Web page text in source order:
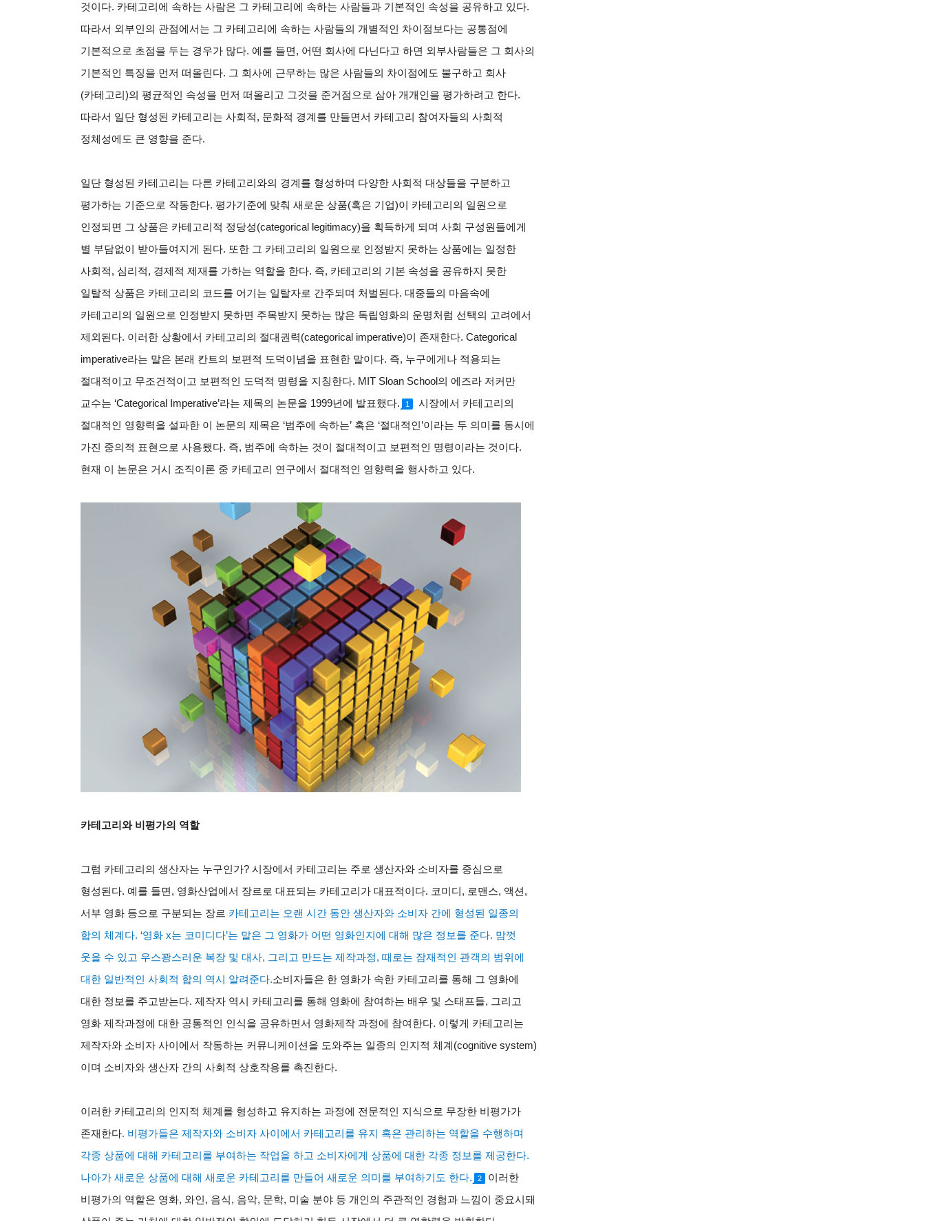
것이다. 카테고리에 속하는 사람은 그 카테고리에 속하는 사람들과 기본적인 속성을 공유하고 있다.
따라서 외부인의 관점에서는 그 카테고리에 속하는 사람들의 개별적인 차이점보다는 공통점에
기본적으로 초점을 두는 경우가 많다. 예를 들면, 어떤 회사에 다닌다고 하면 외부사람들은 그 회사의
기본적인 특징을 먼저 떠올린다. 그 회사에 근무하는 많은 사람들의 차이점에도 불구하고 회사
(카테고리)의 평균적인 속성을 먼저 떠올리고 그것을 준거점으로 삼아 개개인을 평가하려고 한다.
따라서 일단 형성된 카테고리는 사회적, 문화적 경계를 만들면서 카테고리 참여자들의 사회적
정체성에도 큰 영향을 준다.
일단 형성된 카테고리는 다른 카테고리와의 경계를 형성하며 다양한 사회적 대상들을 구분하고
평가하는 기준으로 작동한다. 평가기준에 맞춰 새로운 상품(혹은 기업)이 카테고리의 일원으로
인정되면 그 상품은 카테고리적 정당성(categorical legitimacy)을 획득하게 되며 사회 구성원들에게
별 부담없이 받아들여지게 된다. 또한 그 카테고리의 일원으로 인정받지 못하는 상품에는 일정한
사회적, 심리적, 경제적 제재를 가하는 역할을 한다. 즉, 카테고리의 기본 속성을 공유하지 못한
일탈적 상품은 카테고리의 코드를 어기는 일탈자로 간주되며 처벌된다. 대중들의 마음속에
카테고리의 일원으로 인정받지 못하면 주목받지 못하는 많은 독립영화의 운명처럼 선택의 고려에서
제외된다. 이러한 상황에서 카테고리의 절대권력(categorical imperative)이 존재한다. Categorical
imperative라는 말은 본래 칸트의 보편적 도덕이념을 표현한 말이다. 즉, 누구에게나 적용되는
절대적이고 무조건적이고 보편적인 도덕적 명령을 지칭한다. MIT Sloan School의 에즈라 저커만
교수는 ‘Categorical Imperative’라는 제목의 논문을 1999년에 발표했다. 1
시장에서 카테고리의
절대적인 영향력을 설파한 이 논문의 제목은 ‘범주에 속하는’ 혹은 ‘절대적인’이라는 두 의미를 동시에
가진 중의적 표현으로 사용됐다. 즉, 범주에 속하는 것이 절대적이고 보편적인 명령이라는 것이다.
현재 이 논문은 거시 조직이론 중 카테고리 연구에서 절대적인 영향력을 행사하고 있다.
카테고리와 비평가의 역할
그럼 카테고리의 생산자는 누구인가? 시장에서 카테고리는 주로 생산자와 소비자를 중심으로
형성된다. 예를 들면, 영화산업에서 장르로 대표되는 카테고리가 대표적이다. 코미디, 로맨스, 액션,
서부 영화 등으로 구분되는 장르 카테고리는 오랜 시간 동안 생산자와 소비자 간에 형성된 일종의
합의 체계다. ‘영화 x는 코미디다’는 말은 그 영화가 어떤 영화인지에 대해 많은 정보를 준다. 맘껏
웃을 수 있고 우스꽝스러운 복장 및 대사, 그리고 만드는 제작과정, 때로는 잠재적인 관객의 범위에
대한 일반적인 사회적 합의 역시 알려준다.소비자들은 한 영화가 속한 카테고리를 통해 그 영화에
대한 정보를 주고받는다. 제작자 역시 카테고리를 통해 영화에 참여하는 배우 및 스태프들, 그리고
영화 제작과정에 대한 공통적인 인식을 공유하면서 영화제작 과정에 참여한다. 이렇게 카테고리는
제작자와 소비자 사이에서 작동하는 커뮤니케이션을 도와주는 일종의 인지적 체계(cognitive system)
이며 소비자와 생산자 간의 사회적 상호작용를 촉진한다.
이러한 카테고리의 인지적 체계를 형성하고 유지하는 과정에 전문적인 지식으로 무장한 비평가가
존재한다. 비평가들은 제작자와 소비자 사이에서 카테고리를 유지 혹은 관리하는 역할을 수행하며
각종 상품에 대해 카테고리를 부여하는 작업을 하고 소비자에게 상품에 대한 각종 정보를 제공한다.
나아가 새로운 상품에 대해 새로운 카테고리를 만들어 새로운 의미를 부여하기도 한다. 2
이러한
비평가의 역할은 영화, 와인, 음식, 음악, 문학, 미술 분야 등 개인의 주관적인 경험과 느낌이 중요시돼